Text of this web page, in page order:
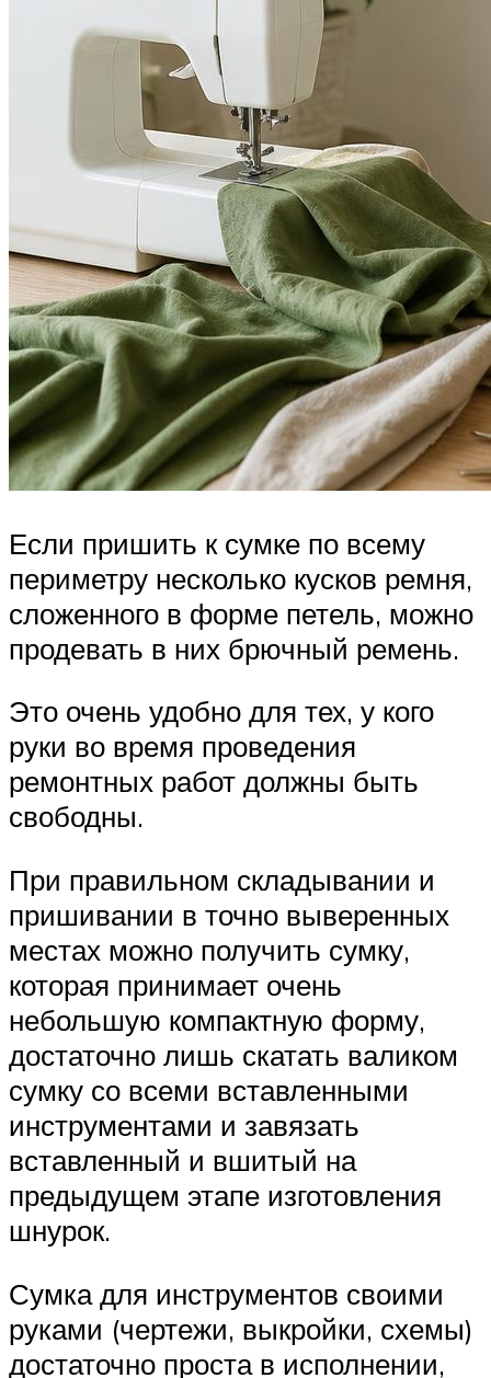
Если пришить к сумке по всему
периметру несколько кусков ремня,
сложенного в форме петель, можно
продевать в них брючный ремень.
Это очень удобно для тех, у кого
руки во время проведения
ремонтных работ должны быть
свободны.
При правильном складывании и
пришивании в точно выверенных
местах можно получить сумку,
которая принимает очень
небольшую компактную форму,
достаточно лишь скатать валиком
сумку со всеми вставленными
инструментами и завязать
вставленный и вшитый на
предыдущем этапе изготовления
шнурок.
Сумка для инструментов своими
руками (чертежи, выкройки, схемы)
достаточно проста в исполнении,